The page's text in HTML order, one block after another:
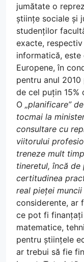
jumătate o
științe sociale și
studenților
exacte,
informatică, este
Europene, în
pentru anul
de cel puțin 15%
O „planificare”
tocmai la
consultare cu
viitorului
treneze mult
tineretul, încă de
certitudinea
real pieței
considerente, ar
ce pot fi
matematice,
pentru științele
ar trebui să fie